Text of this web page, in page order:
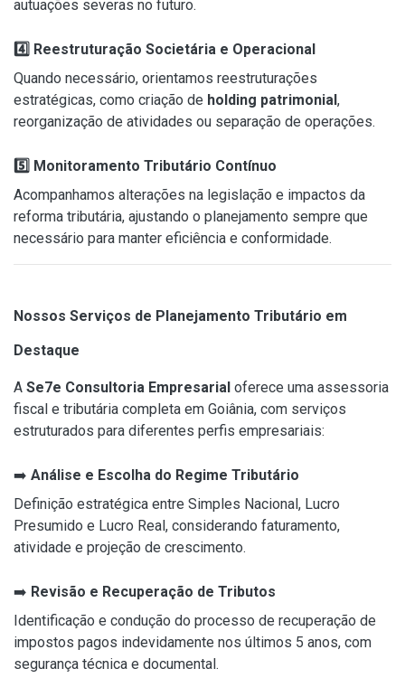
autuações severas no futuro.
4️ ⃣ Reestruturação Societária e Operacional
Quando necessário, orientamos reestruturações
estratégicas, como criação de holding patrimonial,
reorganização de atividades ou separação de operações.
5️ ⃣ Monitoramento Tributário Contínuo
Acompanhamos alterações na legislação e impactos da
reforma tributária, ajustando o planejamento sempre que
necessário para manter eficiência e conformidade.
Nossos Serviços de Planejamento Tributário em
Destaque
A Se7e Consultoria Empresarial oferece uma assessoria
fiscal e tributária completa em Goiânia, com serviços
estruturados para diferentes perfis empresariais:
➡️ Análise e Escolha do Regime Tributário
Definição estratégica entre Simples Nacional, Lucro
Presumido e Lucro Real, considerando faturamento,
atividade e projeção de crescimento.
➡️ Revisão e Recuperação de Tributos
Identificação e condução do processo de recuperação de
impostos pagos indevidamente nos últimos 5 anos, com
segurança técnica e documental.